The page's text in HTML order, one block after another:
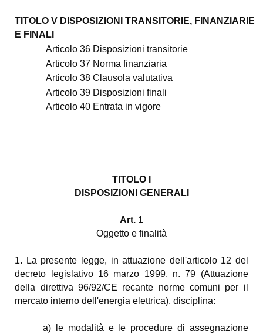
TITOLO V DISPOSIZIONI TRANSITORIE, FINANZIARIE
E FINALI
Articolo 36 Disposizioni transitorie
Articolo 37 Norma finanziaria
Articolo 38 Clausola valutativa
Articolo 39 Disposizioni finali
Articolo 40 Entrata in vigore
TITOLO I
DISPOSIZIONI GENERALI
Art. 1
Oggetto e finalità
1. La presente legge, in attuazione dell'articolo 12 del
decreto legislativo 16 marzo 1999, n. 79 (Attuazione
della direttiva 96/92/CE recante norme comuni per il
mercato interno dell'energia elettrica), disciplina:
a) le modalità e le procedure di assegnazione